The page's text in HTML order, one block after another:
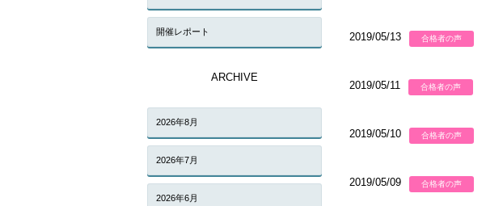
2019/05/13 合格者の声
2019/05/11 合格者の声
2019/05/10 合格者の声
2019/05/09 合格者の声
開催レポート
ARCHIVE
2026年8月
2026年7月
2026年6月